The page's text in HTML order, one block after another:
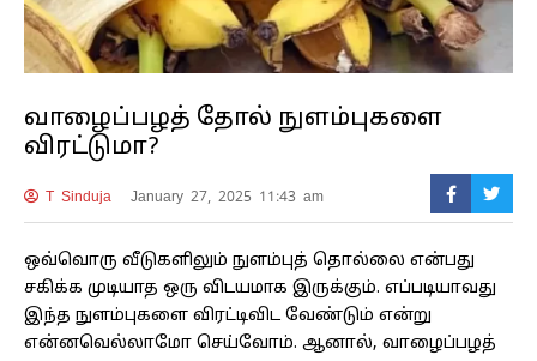
வாழைப்பழத் தோல் நுளம்புகளை
விரட்டுமா?
T Sinduja January 27, 2025 11:43 am
ஒவ்வொரு வீடுகளிலும் நுளம்புத் தொல்லை என்பது
சகிக்க முடியாத ஒரு விடயமாக இருக்கும். எப்படியாவது
இந்த நுளம்புகளை விரட்டிவிட வேண்டும் என்று
என்னவெல்லாமோ செய்வோம். ஆனால், வாழைப்பழத்